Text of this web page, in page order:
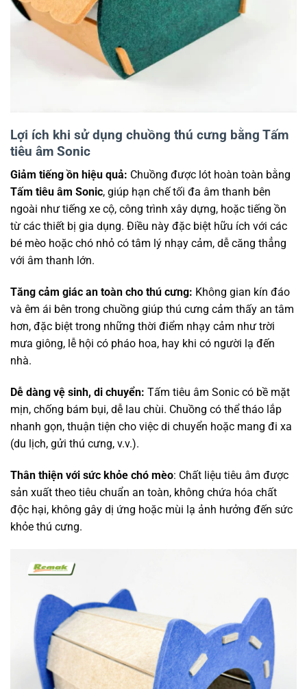
Lợi ích khi sử dụng chuồng thú cưng bằng Tấm
tiêu âm Sonic
Giảm tiếng ồn hiệu quả: Chuồng được lót hoàn toàn bằng
Tấm tiêu âm Sonic, giúp hạn chế tối đa âm thanh bên
ngoài như tiếng xe cộ, công trình xây dựng, hoặc tiếng ồn
từ các thiết bị gia dụng. Điều này đặc biệt hữu ích với các
bé mèo hoặc chó nhỏ có tâm lý nhạy cảm, dễ căng thẳng
với âm thanh lớn.
Tăng cảm giác an toàn cho thú cưng: Không gian kín đáo
và êm ái bên trong chuồng giúp thú cưng cảm thấy an tâm
hơn, đặc biệt trong những thời điểm nhạy cảm như trời
mưa giông, lễ hội có pháo hoa, hay khi có người lạ đến
nhà.
Dễ dàng vệ sinh, di chuyển: Tấm tiêu âm Sonic có bề mặt
mịn, chống bám bụi, dễ lau chùi. Chuồng có thể tháo lắp
nhanh gọn, thuận tiện cho việc di chuyển hoặc mang đi xa
(du lịch, gửi thú cưng, v.v.).
Thân thiện với sức khỏe chó mèo: Chất liệu tiêu âm được
sản xuất theo tiêu chuẩn an toàn, không chứa hóa chất
độc hại, không gây dị ứng hoặc mùi lạ ảnh hưởng đến sức
khỏe thú cưng.